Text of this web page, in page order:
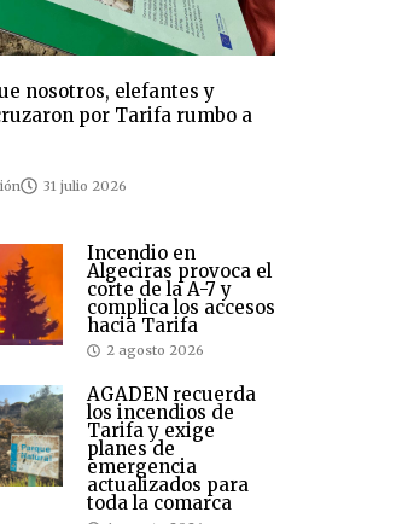
nosotros, elefantes y
por Tarifa rumbo a
31 julio 2026
Incendio en
Algeciras provoca el
corte de la A-7 y
complica los accesos
hacia Tarifa
2 agosto 2026
AGADEN recuerda
los incendios de
Tarifa y exige
planes de
emergencia
actualizados para
toda la comarca